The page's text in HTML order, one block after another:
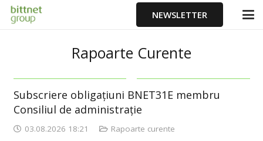
NEWSLETTER
Rapoarte Curente
Subscriere obligațiuni BNET31E membru
Consiliul de administrație
03.08.2026 18:21 Rapoarte curente